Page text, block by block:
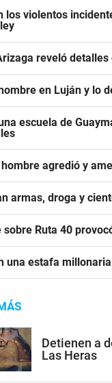
los violentos
reveló
en Luján y lo
escuela de
agredió y
armas, droga y
sobre Ruta 40
una estafa
Detienen a
Las Heras